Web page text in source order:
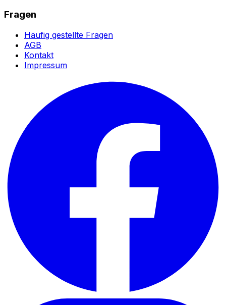
Fragen
Häufig gestellte Fragen
AGB
Kontakt
Impressum